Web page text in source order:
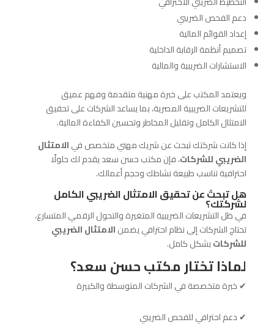
دعم الفحص الضريبي
إعداد القوائم المالية
تصميم أنظمة الرقابة الداخلية
الاستشارات الضريبية والمالية
ويعتمد المكتب على خبرة مهنية متقدمة وفهم عميق
للتشريعات الضريبية المصرية، بما يساعد الشركات على تحقيق
الامتثال الكامل وتقليل المخاطر وتحسين الكفاءة المالية.
إذا كانت شركتك تبحث عن شريك مهني متخصص فيالامتثال
الضريبي للشركات، فإن مكتب حسن سعد يقدم لك حلولًا
احترافية تناسب طبيعة نشاطك وحجم أعمالك.
هل تبحث عن تحقيق الامتثال الضريبي الكامل
لشركتك؟
في ظل التشريعات الضريبية المتغيرة والتحول الرقمي المتسارع،
تحتاج الشركات إلى نظام احترافي يضمنالامتثال الضريبي
للشركاتبشكل كامل.
لماذا تختار مكتب حسن سعد؟
✔ خبرة متخصصة في الشركات المتوسطة والكبيرة
✔ دعم احترافي للفحص الضريبي